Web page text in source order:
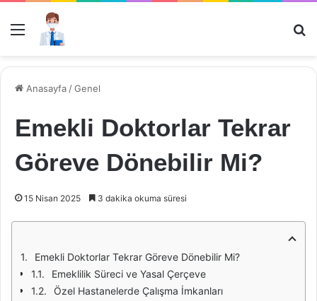
Menü
Anasayfa /Genel
Emekli Doktorlar Tekrar
Göreve Dönebilir Mi?
15 Nisan 2025 3 dakika okuma süresi
Emekli Doktorlar Tekrar Göreve Dönebilir Mi?
Emeklilik Süreci ve Yasal Çerçeve
Özel Hastanelerde Çalışma İmkanları